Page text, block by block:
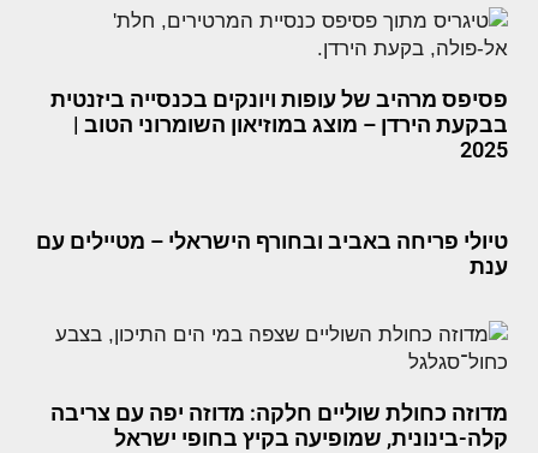
פסיפס מרהיב של עופות ויונקים בכנסייה ביזנטית
בבקעת הירדן – מוצג במוזיאון השומרוני הטוב |
2025
טיולי פריחה באביב ובחורף הישראלי – מטיילים עם
ענת
מדוזה כחולת שוליים חלקה: מדוזה יפה עם צריבה
קלה-בינונית, שמופיעה בקיץ בחופי ישראל